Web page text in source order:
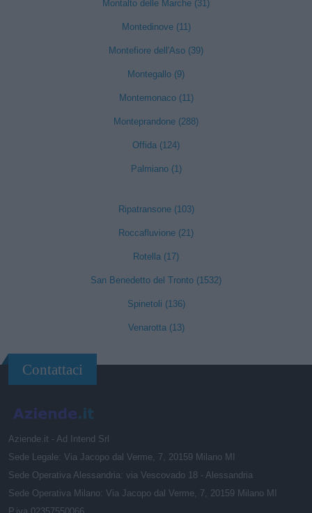
Montalto delle Marche (31)
Montedinove (11)
Montefiore dell'Aso (39)
Montegallo (9)
Montemonaco (11)
Monteprandone (288)
Offida (124)
Palmiano (1)
Ripatransone (103)
Roccafluvione (21)
Rotella (17)
San Benedetto del Tronto (1532)
Spinetoli (136)
Venarotta (13)
Contattaci
Aziende.it - Ad Intend Srl
Sede Legale: Via Jacopo dal Verme, 7, 20159 Milano MI
Sede Operativa Alessandria: via Vescovado 18 - Alessandria
Sede Operativa Milano: Via Jacopo dal Verme, 7, 20159 Milano MI